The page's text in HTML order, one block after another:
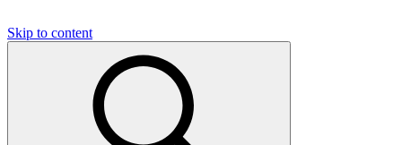
Skip to content